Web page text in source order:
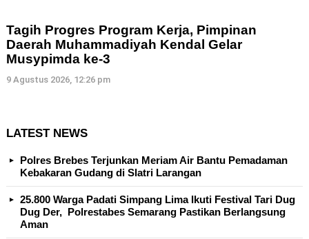
Tagih Progres Program Kerja, Pimpinan
Daerah Muhammadiyah Kendal Gelar
Musypimda ke-3
9 Agustus 2026, 12:26 pm
LATEST NEWS
Polres Brebes Terjunkan Meriam Air Bantu Pemadaman
Kebakaran Gudang di Slatri Larangan
25.800 Warga Padati Simpang Lima Ikuti Festival Tari Dug
Dug Der, Polrestabes Semarang Pastikan Berlangsung
Aman